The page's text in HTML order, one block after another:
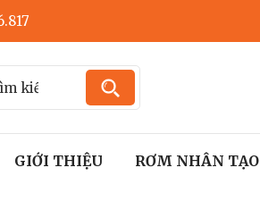
GIỚI THIỆU RƠM NHÂN TẠO